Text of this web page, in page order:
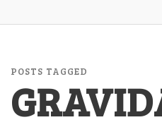
POSTS TAGGED